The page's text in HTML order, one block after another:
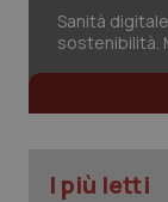
Sanità
sostenibilità.
I più letti